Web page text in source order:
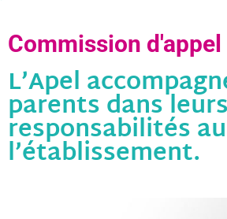
Commission d'appel
L’Apel
parents dans
responsabilités
l’établissement.